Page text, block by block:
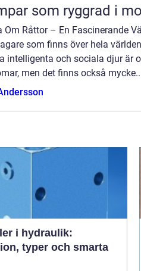
som ryggrad i
Om Råttor – En Fascinerande
som finns över hela
intelligenta och sociala djur är
men det finns också
i hydraulik:
typer och smarta